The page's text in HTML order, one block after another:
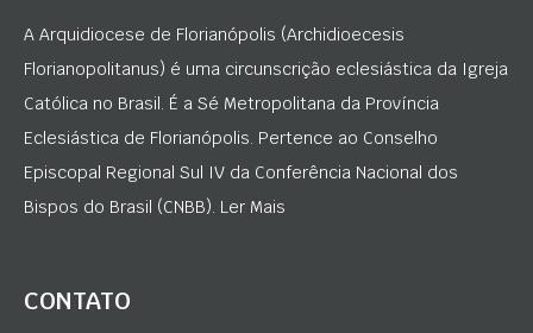
A Arquidiocese de Florianópolis (Archidioecesis
Florianopolitanus) é uma circunscrição eclesiástica da Igreja
Católica no Brasil. É a Sé Metropolitana da Província
Eclesiástica de Florianópolis. Pertence ao Conselho
Episcopal Regional Sul IV da Conferência Nacional dos
Bispos do Brasil (CNBB). Ler Mais
CONTATO